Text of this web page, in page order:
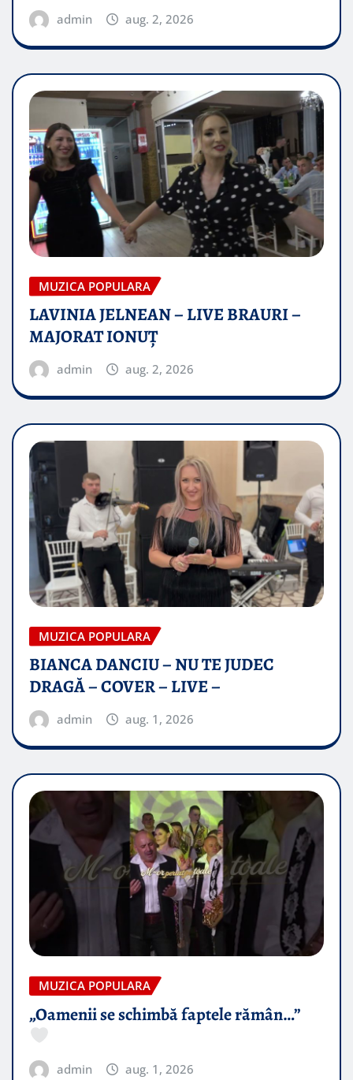
admin aug. 2, 2026
MUZICA POPULARA
LAVINIA JELNEAN – LIVE BRAURI –
MAJORAT IONUŢ
admin aug. 2, 2026
MUZICA POPULARA
BIANCA DANCIU – NU TE JUDEC
DRAGĂ – COVER – LIVE –
admin aug. 1, 2026
MUZICA POPULARA
„Oamenii se schimbă faptele rămân…”
admin aug. 1, 2026